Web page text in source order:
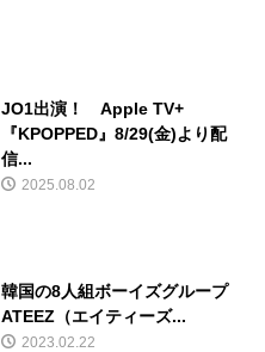
JO1出演！ Apple TV+
『KPOPPED』8/29(金)より配
信...
2025.08.02
韓国の8人組ボーイズグループ
ATEEZ（エイティーズ...
2023.02.22